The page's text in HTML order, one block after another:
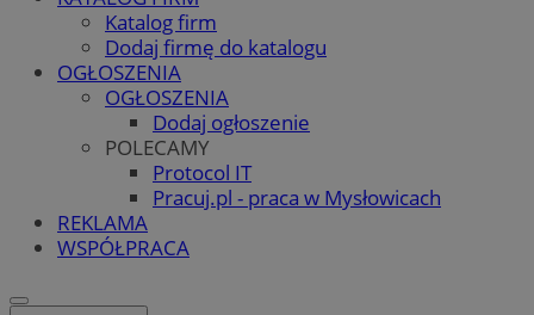
Katalog firm
Dodaj firmę do katalogu
OGŁOSZENIA
OGŁOSZENIA
Dodaj ogłoszenie
POLECAMY
Protocol IT
Pracuj.pl - praca w Mysłowicach
REKLAMA
WSPÓŁPRACA